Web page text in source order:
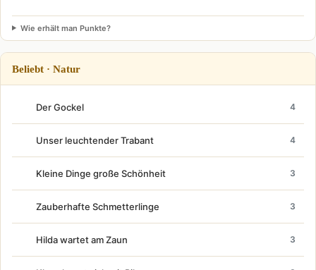
Wie erhält man Punkte?
Beliebt · Natur
Der Gockel 4
Unser leuchtender Trabant 4
Kleine Dinge große Schönheit 3
Zauberhafte Schmetterlinge 3
Hilda wartet am Zaun 3